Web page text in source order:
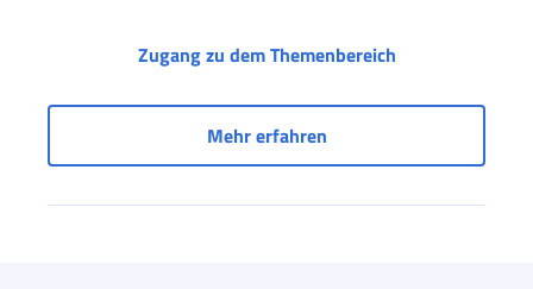
Zugang zu dem ThemenbereichZugang zu den
Mehr erfahrenZugang zu den